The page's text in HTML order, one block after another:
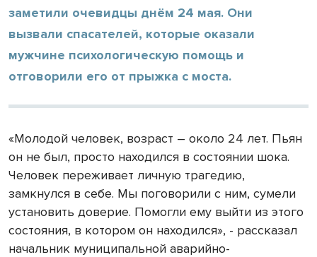
заметили очевидцы днём 24 мая. Они
вызвали спасателей, которые оказали
мужчине психологическую помощь и
отговорили его от прыжка с моста.
«Молодой человек, возраст – около 24 лет. Пьян
он не был, просто находился в состоянии шока.
Человек переживает личную трагедию,
замкнулся в себе. Мы поговорили с ним, сумели
установить доверие. Помогли ему выйти из этого
состояния, в котором он находился», - рассказал
начальник муниципальной аварийно-